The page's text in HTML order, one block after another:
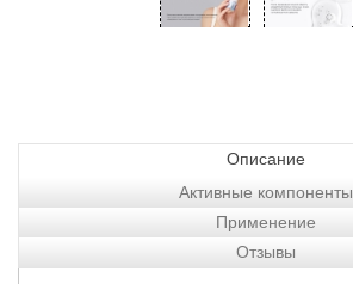
Описание
Активные компоненты
Применение
Отзывы